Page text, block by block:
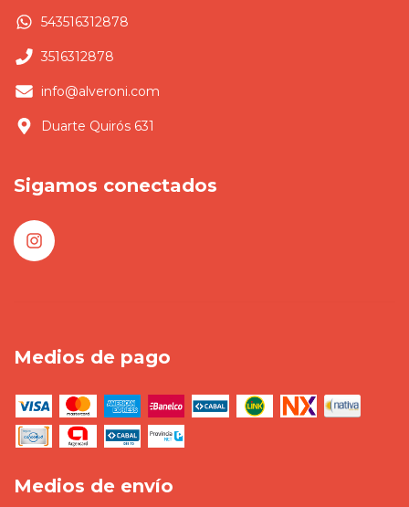
543516312878
3516312878
info@alveroni.com
Duarte Quirós 631
Sigamos conectados
Medios de pago
Medios de envío